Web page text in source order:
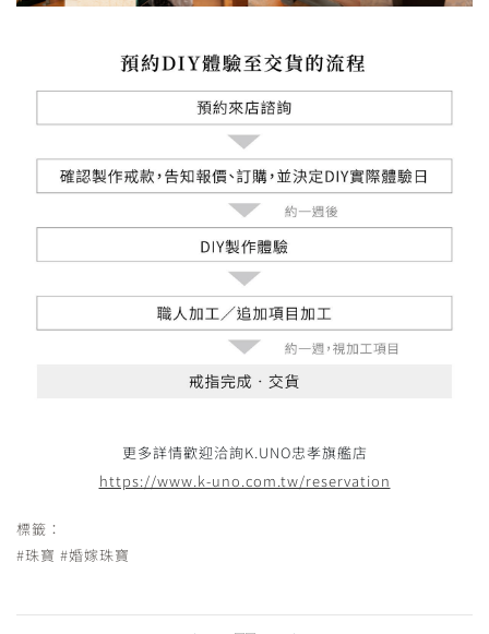
更多詳情歡迎洽詢K.UNO忠孝旗艦店
https://www.k-uno.com.tw/reservation
標籤：
#珠寶 #婚嫁珠寶